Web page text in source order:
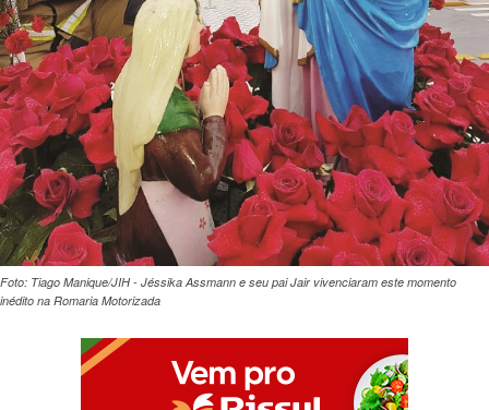
Foto: Tiago Manique/JIH - Jéssika Assmann e seu pai Jair vivenciaram este momento
inédito na Romaria Motorizada